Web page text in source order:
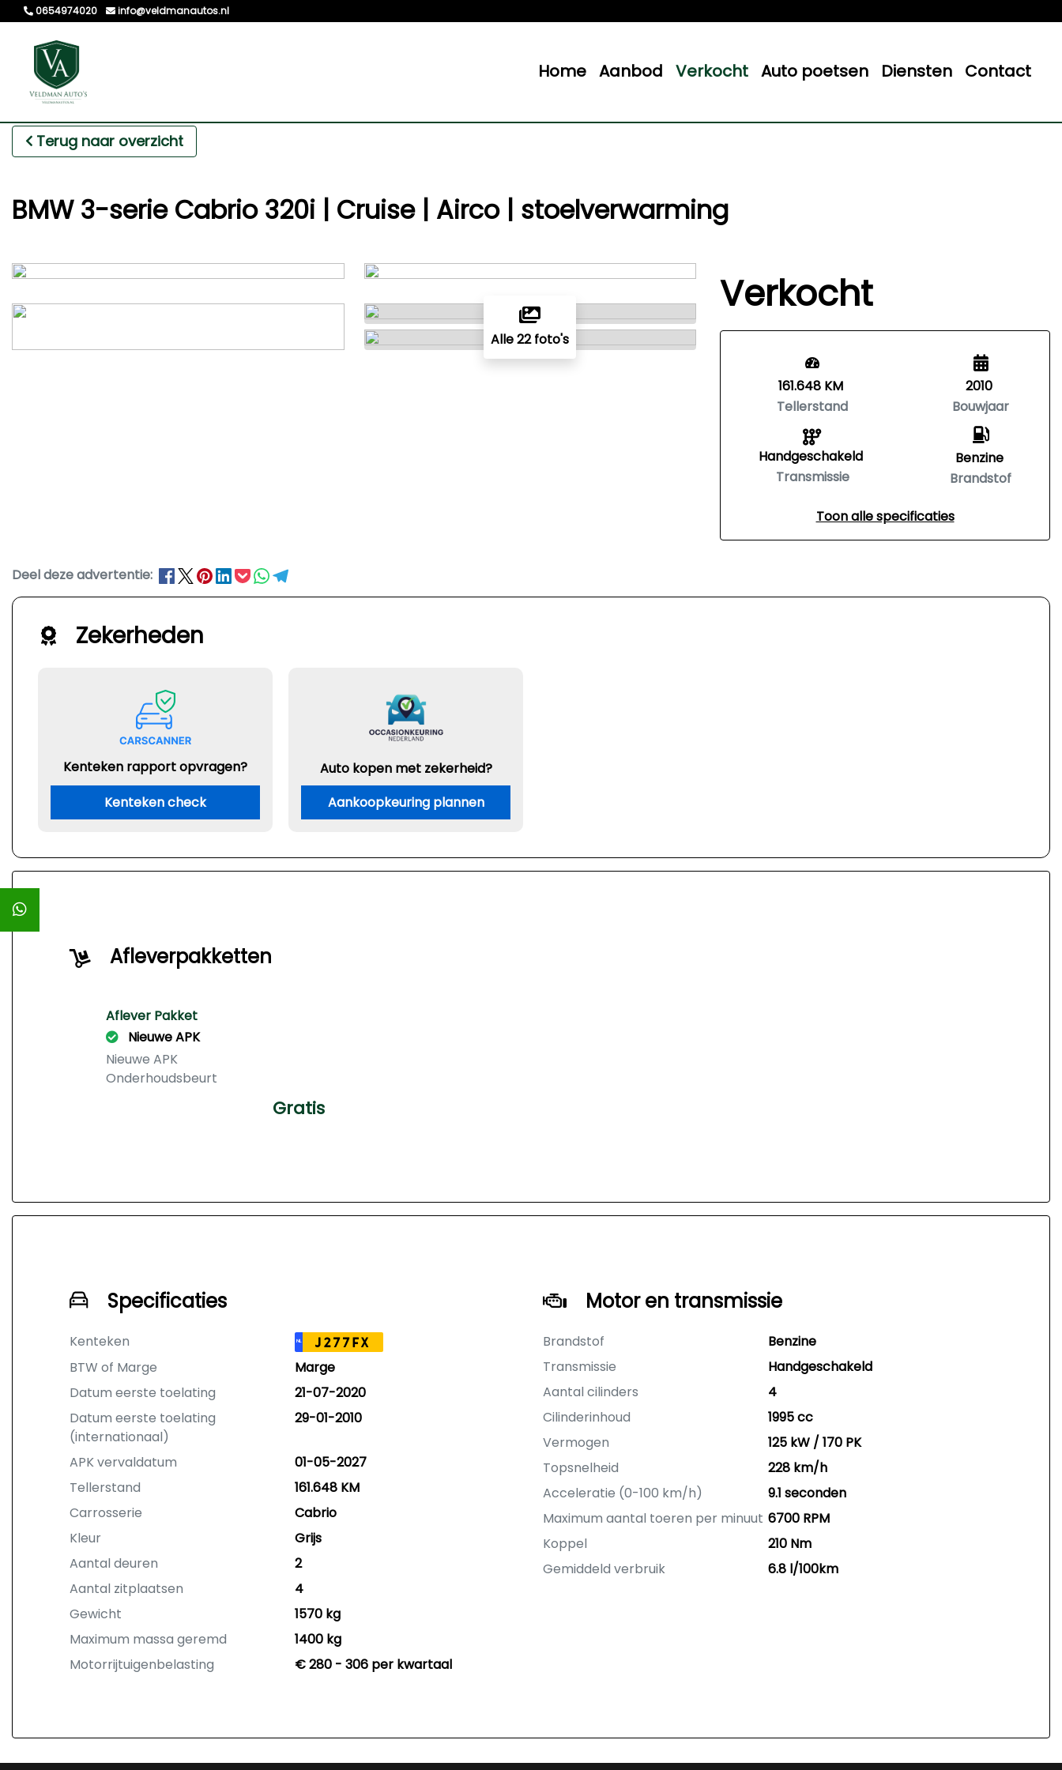
0654974020 info@veldmanautos.nl
Home Aanbod Verkocht Auto poetsen Diensten Contact
Terug naar overzicht
BMW 3-serie Cabrio 320i | Cruise | Airco | stoelverwarming
Alle 22 foto's
Verkocht
161.648 KM
Tellerstand
Handgeschakeld
Transmissie
2010
Bouwjaar
Benzine
Brandstof
Toon alle specificaties
Deel deze advertentie:
Zekerheden
Kenteken rapport opvragen?
Kenteken check
Auto kopen met zekerheid?
Aankoopkeuring plannen
Afleverpakketten
Aflever Pakket
Nieuwe APK
Nieuwe APK
Onderhoudsbeurt
Gratis
Specificaties
Kenteken NL J277FX
BTW of Marge
Marge
Datum eerste toelating
21-07-2020
Datum eerste toelating
(internationaal)
29-01-2010
APK vervaldatum
01-05-2027
Tellerstand
161.648 KM
Carrosserie
Cabrio
Kleur
Grijs
Aantal deuren
2
Aantal zitplaatsen
4
Gewicht
1570 kg
Maximum massa geremd
1400 kg
Motorrijtuigenbelasting
€ 280 - 306 per kwartaal
Motor en transmissie
Brandstof
Benzine
Transmissie
Handgeschakeld
Aantal cilinders
4
Cilinderinhoud
1995 cc
Vermogen
125 kW / 170 PK
Topsnelheid
228 km/h
Acceleratie (0-100 km/h)
9.1 seconden
Maximum aantal toeren per minuut 6700 RPM
Koppel
210 Nm
Gemiddeld verbruik
6.8 l/100km